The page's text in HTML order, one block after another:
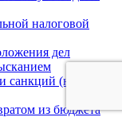
налоговой
дел
санкций (неуплата
из бюджета